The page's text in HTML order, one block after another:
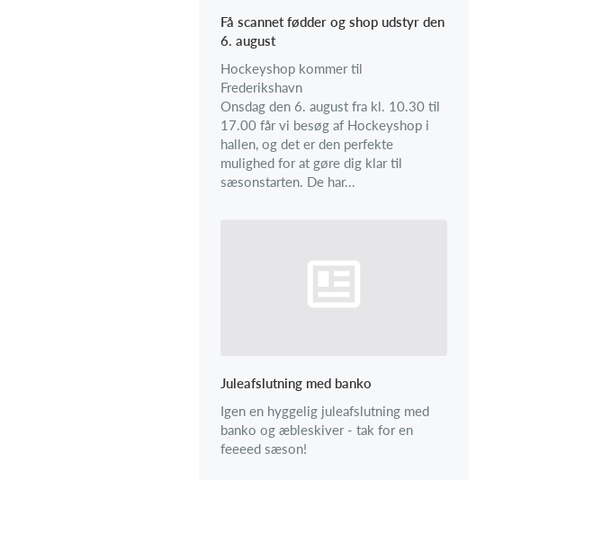
Få scannet fødder og shop udstyr den
6. august
Hockeyshop kommer til
Frederikshavn
Onsdag den 6. august fra kl. 10.30 til
17.00 får vi besøg af Hockeyshop i
hallen, og det er den perfekte
mulighed for at gøre dig klar til
sæsonstarten. De har...
Juleafslutning med banko
Igen en hyggelig juleafslutning med
banko og æbleskiver - tak for en
feeeed sæson!